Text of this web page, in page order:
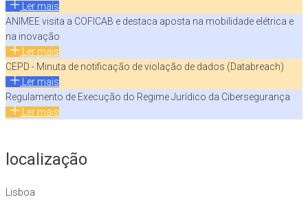
Ler mais
ANIMEE visita a COFICAB e destaca aposta na mobilidade elétrica e
na inovação
Ler mais
CEPD - Minuta de notificação de violação de dados (Databreach)
Ler mais
Regulamento de Execução do Regime Jurídico da Cibersegurança
Ler mais
localização
Lisboa